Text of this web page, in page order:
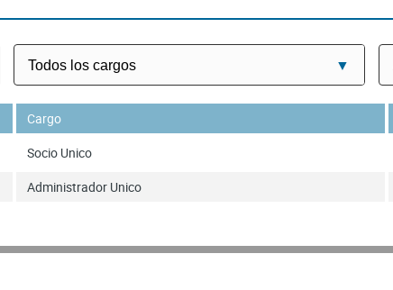
Cargo
Socio Unico
Administrador Unico